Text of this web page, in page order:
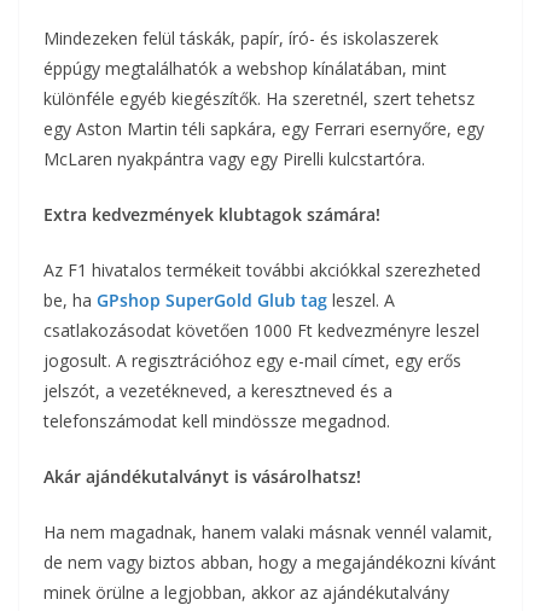
Mindezeken felül táskák, papír, író- és iskolaszerek
éppúgy megtalálhatók a webshop kínálatában, mint
különféle egyéb kiegészítők. Ha szeretnél, szert tehetsz
egy Aston Martin téli sapkára, egy Ferrari esernyőre, egy
McLaren nyakpántra vagy egy Pirelli kulcstartóra.
Extra kedvezmények klubtagok számára!
Az F1 hivatalos termékeit további akciókkal szerezheted
be, ha GPshop SuperGold Glub tag leszel. A
csatlakozásodat követően 1000 Ft kedvezményre leszel
jogosult. A regisztrációhoz egy e-mail címet, egy erős
jelszót, a vezetékneved, a keresztneved és a
telefonszámodat kell mindössze megadnod.
Akár ajándékutalványt is vásárolhatsz!
Ha nem magadnak, hanem valaki másnak vennél valamit,
de nem vagy biztos abban, hogy a megajándékozni kívánt
minek örülne a legjobban, akkor az ajándékutalvány